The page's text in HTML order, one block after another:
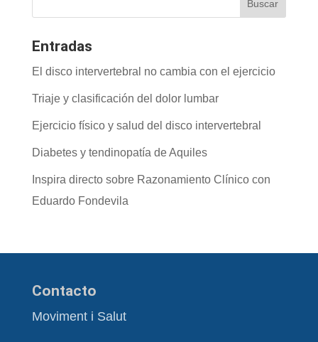
Entradas
El disco intervertebral no cambia con el ejercicio
Triaje y clasificación del dolor lumbar
Ejercicio físico y salud del disco intervertebral
Diabetes y tendinopatía de Aquiles
Inspira directo sobre Razonamiento Clínico con
Eduardo Fondevila
Contacto
Moviment i Salut